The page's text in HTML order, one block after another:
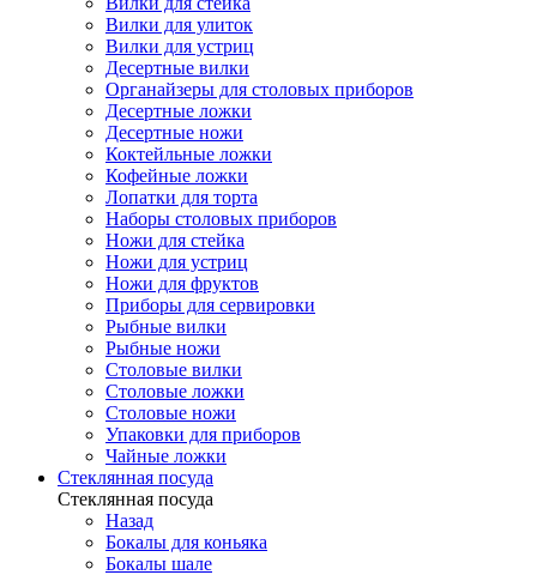
Вилки для улиток
Вилки для устриц
Десертные вилки
Органайзеры для столовых приборов
Десертные ложки
Десертные ножи
Коктейльные ложки
Кофейные ложки
Лопатки для торта
Наборы столовых приборов
Ножи для стейка
Ножи для устриц
Ножи для фруктов
Приборы для сервировки
Рыбные вилки
Рыбные ножи
Столовые вилки
Столовые ложки
Столовые ножи
Упаковки для приборов
Чайные ложки
Стеклянная посуда
Стеклянная посуда
Назад
Бокалы для коньяка
Бокалы шале